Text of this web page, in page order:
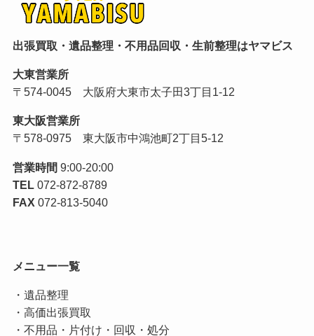
出張買取・遺品整理・不用品回収・生前整理はヤマビス
大東営業所
〒574-0045 大阪府大東市太子田3丁目1-12
東大阪営業所
〒578-0975 東大阪市中鴻池町2丁目5-12
営業時間 9:00-20:00
TEL 072-872-8789
FAX 072-813-5040
メニュー一覧
・ 遺品整理
・ 高価出張買取
・ 不用品・片付け・回収・処分